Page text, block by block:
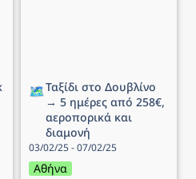
🗺️Ταξίδι στο Δουβλίνο
→ 5 ημέρες από 258€,
αεροπορικά και
διαμονή
03/02/25 - 07/02/25
Αθήνα